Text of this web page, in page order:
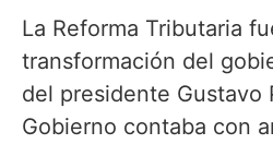
La Reforma Tributaria
transformación del
del presidente Gustavo
Gobierno contaba con